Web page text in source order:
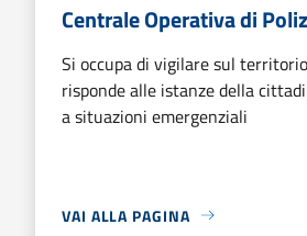
Centrale Operativa di
Si occupa di vigilare sul
risponde alle istanze della
a situazioni emergenziali
VAI ALLA PAGINA